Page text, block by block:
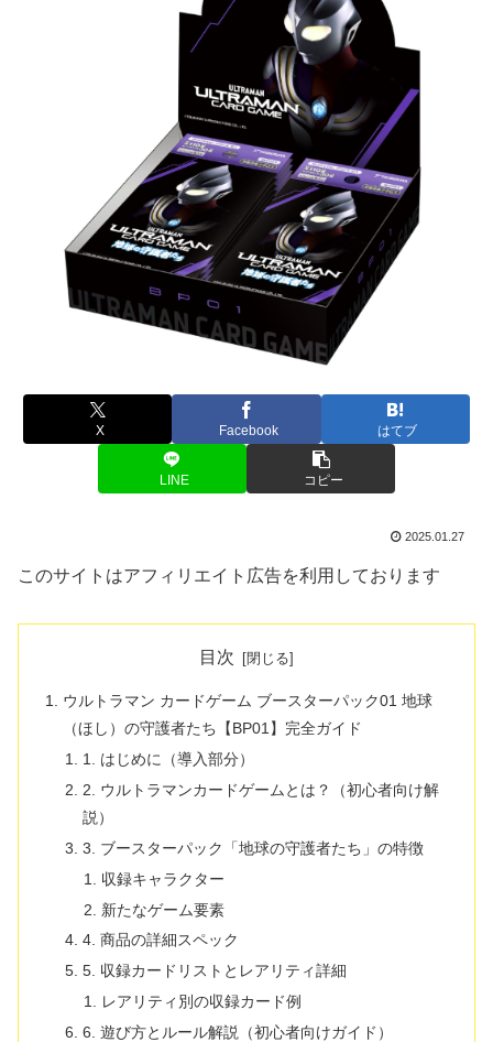
X Facebook はてブ
LINE コピー
2025.01.27
このサイトはアフィリエイト広告を利用しております
目次
ウルトラマン カードゲーム ブースターパック01 地球
（ほし）の守護者たち【BP01】完全ガイド
1. はじめに（導入部分）
2. ウルトラマンカードゲームとは？（初心者向け解
説）
3. ブースターパック「地球の守護者たち」の特徴
収録キャラクター
新たなゲーム要素
4. 商品の詳細スペック
5. 収録カードリストとレアリティ詳細
レアリティ別の収録カード例
6. 遊び方とルール解説（初心者向けガイド）